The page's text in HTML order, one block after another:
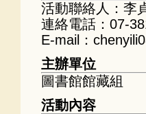
活動聯絡人：李
連絡電話：07-
E-mail：
主辦單位
圖書館館藏組
活動內容